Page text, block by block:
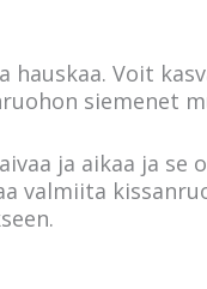
hauskaa. Voit
siemenet
ja aikaa ja
valmiita